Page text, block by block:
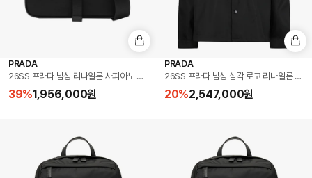
PRADA
26SS 프라다 남성 리나일론 사피아노 숄더백 블랙 2VD077 2DMH F0002
39%1,956,000원
PRADA
26SS 프라다 남성 삼각 로고 리나일론
20%2,547,000원